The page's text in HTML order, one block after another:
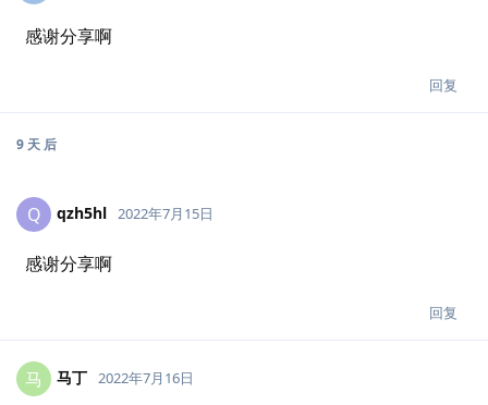
感谢分享啊
回复
9 天 后
Q qzh5hl 2022年7月15日
感谢分享啊
回复
马 马丁 2022年7月16日